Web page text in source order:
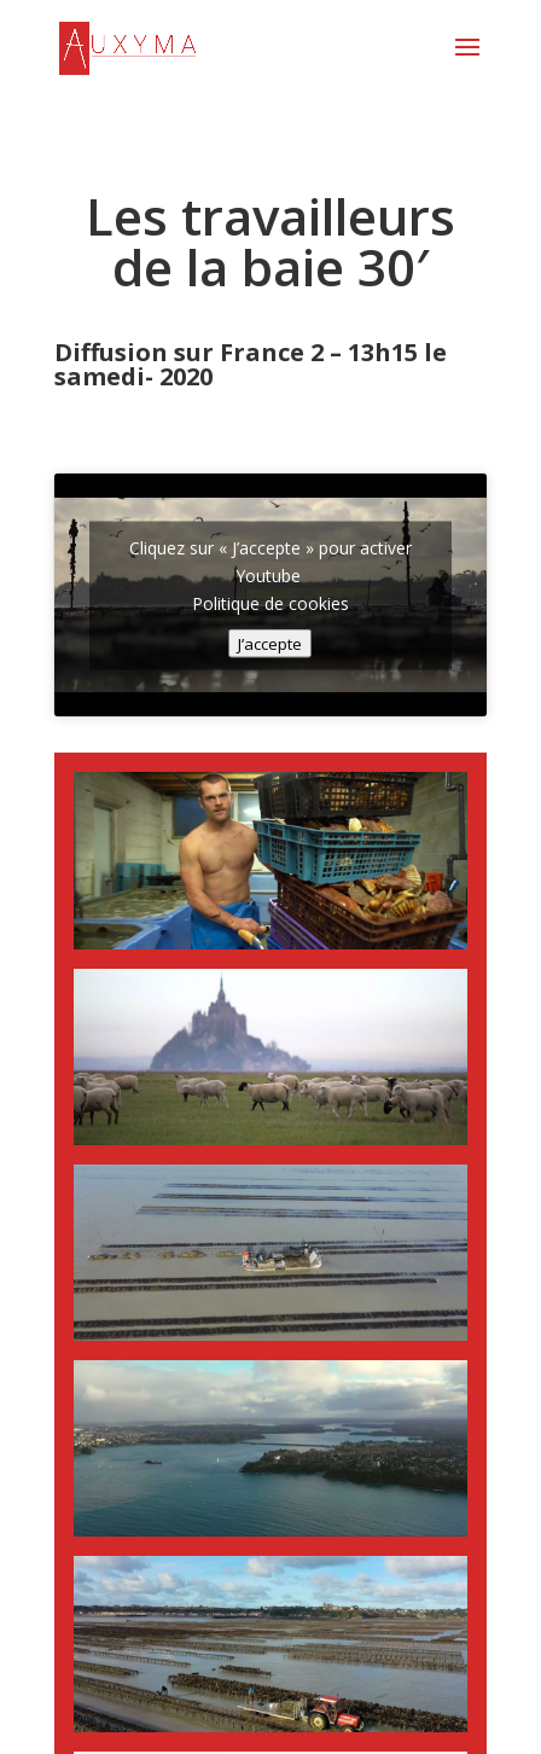
Les travailleurs
de la baie 30′
Diffusion sur France 2 – 13h15 le
samedi- 2020
Cliquez sur « J’accepte » pour activer
Youtube
Politique de cookies
J’accepte